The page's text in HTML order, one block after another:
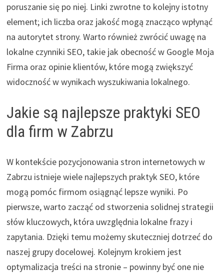
poruszanie się po niej. Linki zwrotne to kolejny istotny
element; ich liczba oraz jakość mogą znacząco wpłynąć
na autorytet strony. Warto również zwrócić uwagę na
lokalne czynniki SEO, takie jak obecność w Google Moja
Firma oraz opinie klientów, które mogą zwiększyć
widoczność w wynikach wyszukiwania lokalnego.
Jakie są najlepsze praktyki SEO
dla firm w Zabrzu
W kontekście pozycjonowania stron internetowych w
Zabrzu istnieje wiele najlepszych praktyk SEO, które
mogą pomóc firmom osiągnąć lepsze wyniki. Po
pierwsze, warto zacząć od stworzenia solidnej strategii
słów kluczowych, która uwzględnia lokalne frazy i
zapytania. Dzięki temu możemy skuteczniej dotrzeć do
naszej grupy docelowej. Kolejnym krokiem jest
optymalizacja treści na stronie – powinny być one nie